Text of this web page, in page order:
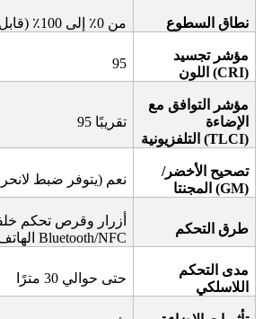
نطاق السطوع من 0٪ إلى 100٪ (قابل للتعتيم)
مؤشر تجسيد
اللون (CRI)
95
مؤشر التوافق مع
الإضاءة
التلفزيونية (TLCI)
تقريبًا 95
تصحيح الأخضر/
المجنتا (GM)
نعم (يتوفر ضبط
طرق التحكم
أزرار وقرص تحكم
Bluetooth/NFC
مدى التحكم
اللاسلكي
حتى حوالي 30 مترًا